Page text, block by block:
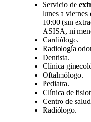
Servicio de
lunes a viernes
10:00 (sin
ASISA, ni
Cardiólogo.
Radiología
Dentista.
Clínica
Oftalmólogo.
Pediatra.
Clínica de
Centro de
Radiólogo.